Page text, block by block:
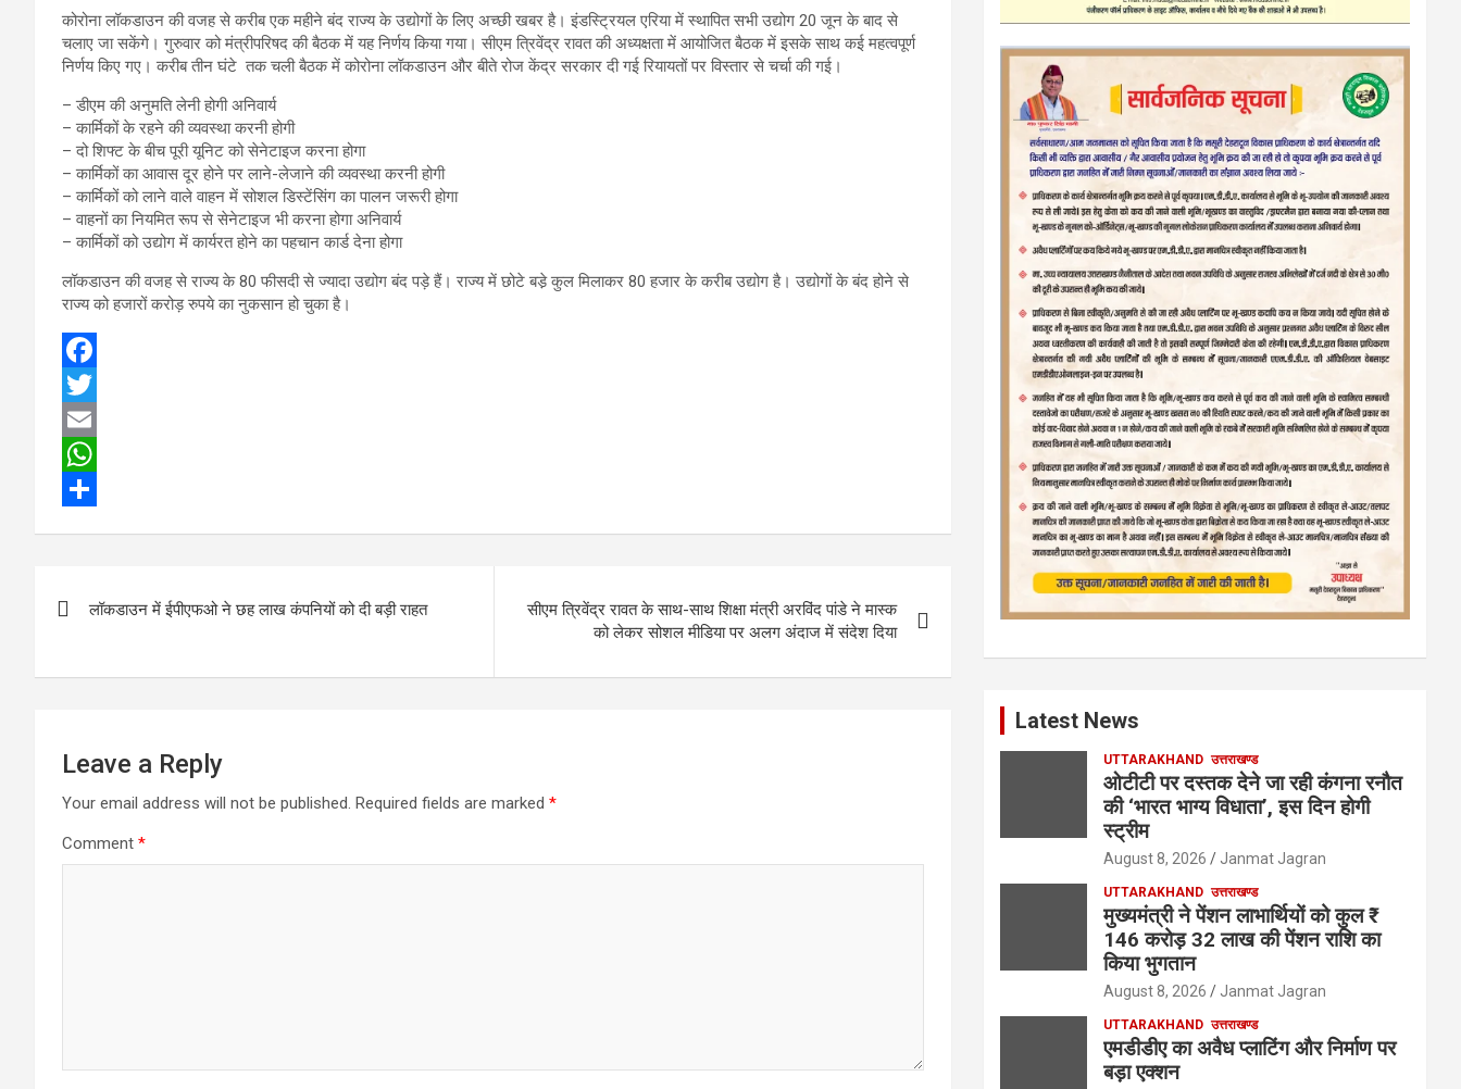
कोरोना लॉकडाउन की वजह से करीब एक महीने बंद राज्य के उद्योगों के लिए अच्छी खबर है। इंडस्ट्रियल एरिया में स्थापित सभी उद्योग 20 जून के बाद से
चलाए जा सकेंगे। गुरुवार को मंत्रीपरिषद की बैठक में यह निर्णय किया गया। सीएम त्रिवेंद्र रावत की अध्यक्षता में आयोजित बैठक में इसके साथ कई महत्वपूर्ण
निर्णय किए गए। करीब तीन घंटे तक चली बैठक में कोरोना लॉकडाउन और बीते रोज केंद्र सरकार दी गई रियायतों पर विस्तार से चर्चा की गई।
– डीएम की अनुमति लेनी होगी अनिवार्य
– कार्मिकों के रहने की व्यवस्था करनी होगी
– दो शिफ्ट के बीच पूरी यूनिट को सेनेटाइज करना होगा
– कार्मिकों का आवास दूर होने पर लाने-लेजाने की व्यवस्था करनी होगी
– कार्मिकों को लाने वाले वाहन में सोशल डिस्टेंसिंग का पालन जरूरी होगा
– वाहनों का नियमित रूप से सेनेटाइज भी करना होगा अनिवार्य
– कार्मिकों को उद्योग में कार्यरत होने का पहचान कार्ड देना होगा
लॉकडाउन की वजह से राज्य के 80 फीसदी से ज्यादा उद्योग बंद पड़े हैं। राज्य में छोटे बडे़ कुल मिलाकर 80 हजार के करीब उद्योग है। उद्योगों के बंद होने से
राज्य को हजारों करोड़ रुपये का नुकसान हो चुका है।
F
a
c
e
T
w
E
m
W
navigation
लॉकडाउन में ईपीएफओ ने छह लाख कंपनियों को दी बड़ी राहत
सीएम त्रिवेंद्र रावत के साथ-साथ शिक्षा मंत्री अरविंद पांडे ने मास्क
को लेकर सोशल मीडिया पर अलग अंदाज में संदेश दिया
Leave a Reply
Your email address will not be published. Required fields are marked *
Comment *
Latest News
UTTARAKHAND उत्तराखण्ड
ओटीटी पर दस्तक देने जा रही कंगना रनौत
की ‘भारत भाग्य विधाता’, इस दिन होगी
स्ट्रीम
August 8, 2026 Janmat Jagran
UTTARAKHAND उत्तराखण्ड
मुख्यमंत्री ने पेंशन लाभार्थियों को कुल ₹
146 करोड़ 32 लाख की पेंशन राशि का
किया भुगतान
August 8, 2026 Janmat Jagran
UTTARAKHAND उत्तराखण्ड
एमडीडीए का अवैध प्लाटिंग और निर्माण पर
बड़ा एक्शन